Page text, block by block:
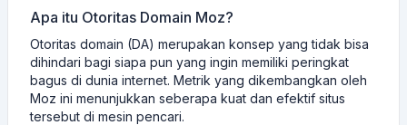
Apa itu Otoritas Domain Moz?
Otoritas domain (DA) merupakan konsep yang tidak bisa
dihindari bagi siapa pun yang ingin memiliki peringkat
bagus di dunia internet. Metrik yang dikembangkan oleh
Moz ini menunjukkan seberapa kuat dan efektif situs
tersebut di mesin pencari.